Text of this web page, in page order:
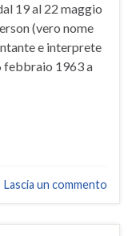
19 al 22 maggio
(vero nome
e interprete
febbraio 1963 a
Lascia un commento